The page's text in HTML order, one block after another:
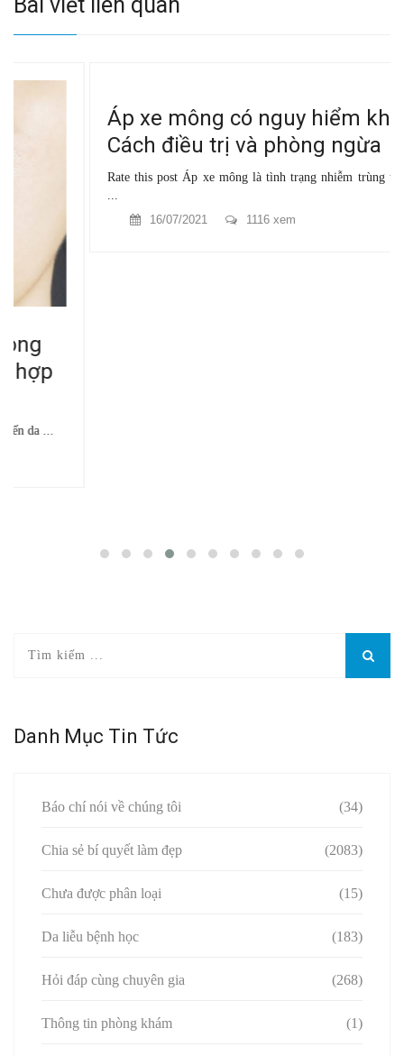
Bài viết liên quan
Áp xe mông có nguy hiểm không?
Cách điều trị và phòng ngừa
Rate this post Áp xe mông là tình trạng nhiễm trùng tạo thành ổ
16/07/2021
1116 xem
Danh Mục Tin Tức
Báo chí nói về chúng tôi (34)
Chia sẻ bí quyết làm đẹp (2083)
Chưa được phân loại (15)
Da liễu bệnh học (183)
Hỏi đáp cùng chuyên gia (268)
Thông tin phòng khám (1)